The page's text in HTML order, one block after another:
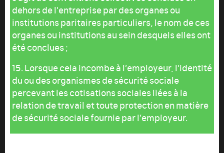
dehors de l'entreprise par des organes ou
institutions paritaires particuliers, le nom de ces
organes ou institutions au sein desquels elles ont
été conclues ;
15. Lorsque cela incombe à l’employeur, l'identité
du ou des organismes de sécurité sociale
percevant les cotisations sociales liées à la
relation de travail et toute protection en matière
de sécurité sociale fournie par l’employeur.